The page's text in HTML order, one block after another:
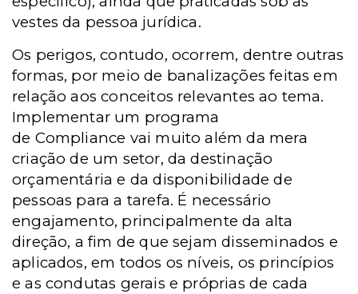
vestes da pessoa jurídica.
Os perigos, contudo, ocorrem, dentre outras
formas, por meio de banalizações feitas em
relação aos conceitos relevantes ao tema.
Implementar um programa
de Compliance vai muito além da mera
criação de um setor, da destinação
orçamentária e da disponibilidade de
pessoas para a tarefa. É necessário
engajamento, principalmente da alta
direção, a fim de que sejam disseminados e
aplicados, em todos os níveis, os princípios
e as condutas gerais e próprias de cada